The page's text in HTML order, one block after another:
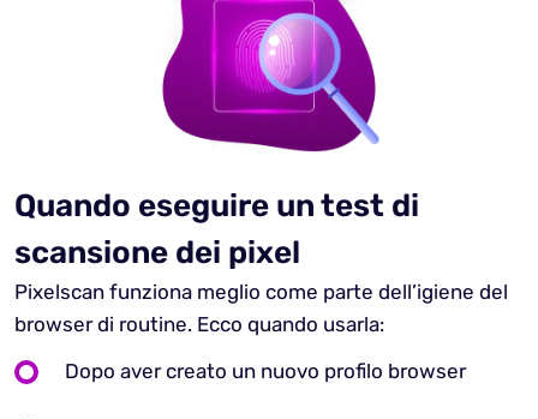
Quando eseguire un test di
scansione dei pixel
Pixelscan funziona meglio come parte dell’igiene del
browser di routine. Ecco quando usarla:
Dopo aver creato un nuovo profilo browser